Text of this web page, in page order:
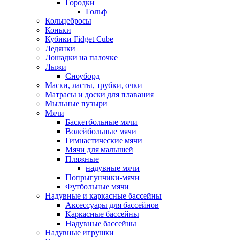
Городки
Гольф
Кольцебросы
Коньки
Кубики Fidget Cube
Ледянки
Лошадки на палочке
Лыжи
Сноуборд
Маски, ласты, трубки, очки
Матрасы и доски для плавания
Мыльные пузыри
Мячи
Баскетбольные мячи
Волейбольные мячи
Гимнастические мячи
Мячи для малышей
Пляжные
надувные мячи
Попрыгунчики-мячи
Футбольные мячи
Надувные и каркасные бассейны
Аксессуары для бассейнов
Каркасные бассейны
Надувные бассейны
Надувные игрушки